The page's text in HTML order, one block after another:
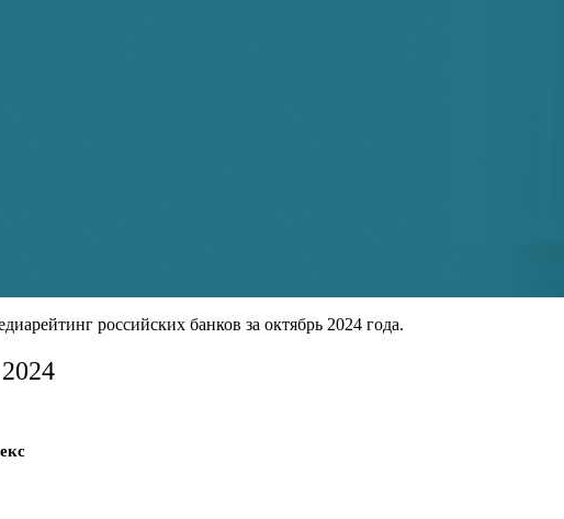
российских банков за октябрь 2024 года.